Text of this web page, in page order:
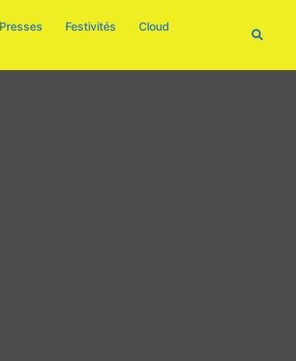
Presses Festivités
Cloud